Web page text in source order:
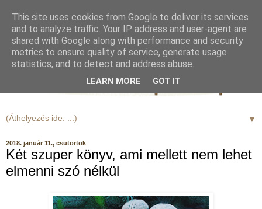
▼
2018. január 11., csütörtök
Két szuper könyv, ami mellett nem lehet
elmenni szó nélkül
This site uses cookies from Google to deliver its services
and to analyze traffic. Your IP address and user-agent are
shared with Google along with performance and security
metrics to ensure quality of service, generate usage
statistics, and to detect and address abuse.
LEARN MORE GOT IT